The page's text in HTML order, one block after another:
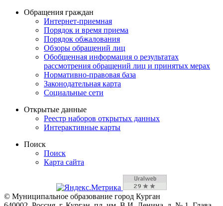
Обращения граждан
Интернет-приемная
Порядок и время приема
Порядок обжалования
Обзоры обращений лиц
Обобщенная информация о результатах
рассмотрения обращений лиц и принятых мерах
Нормативно-правовая база
Законодательная карта
Социальные сети
Открытые данные
Реестр наборов открытых данных
Интерактивные карты
Поиск
Поиск
Карта сайта
© Муниципальное образование город Курган